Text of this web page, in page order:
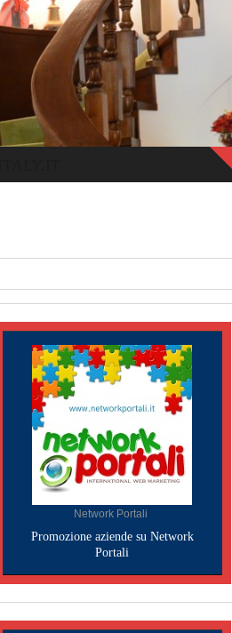
Network Portali
Promozione aziende su Network
Portali